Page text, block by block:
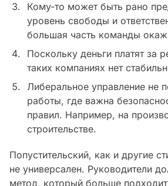
Кому-то может быть рано
уровень свободы и
большая часть команды
Поскольку деньги платят за
таких компаниях нет
Либеральное управление не
работы, где важна
правил. Например, на
строительстве.
Попустительский, как и другие
не универсален. Руководители
метод, который больше